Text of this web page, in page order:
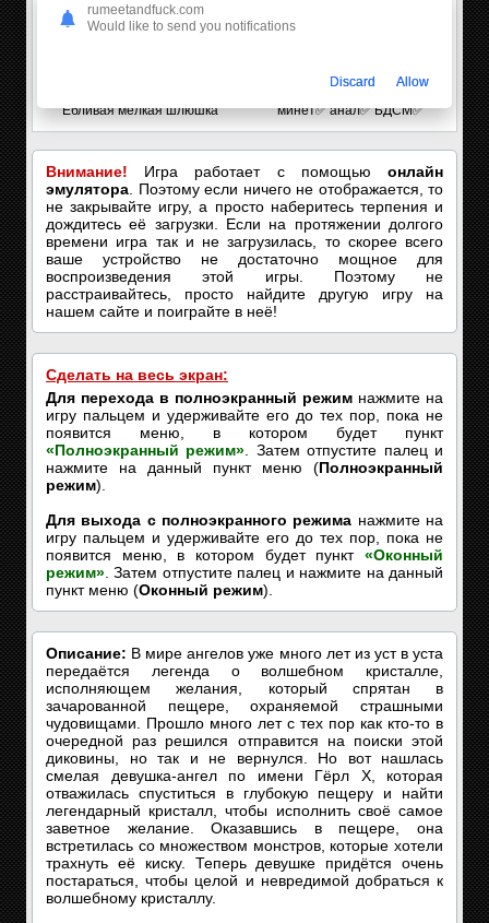
Ебливая мелкая шлюшка
Карина | 29
минет✅ анал✅ БДСМ✅
Внимание! Игра работает с помощью онлайн
эмулятора . Поэтому если ничего не отображается, то
не закрывайте игру, а просто наберитесь терпения и
дождитесь её загрузки. Если на протяжении долгого
времени игра так и не загрузилась, то скорее всего
ваше устройство не достаточно мощное для
воспроизведения этой игры. Поэтому не
расстраивайтесь, просто найдите другую игру на
нашем сайте и поиграйте в неё!
Сделать на весь экран:
Для перехода в полноэкранный режим нажмите на
игру пальцем и удерживайте его до тех пор, пока не
появится меню, в котором будет пункт
«Полноэкранный режим» . Затем отпустите палец и
нажмите на данный пункт меню (Полноэкранный
режим).
Для выхода с полноэкранного режима нажмите на
игру пальцем и удерживайте его до тех пор, пока не
появится меню, в котором будет пункт «Оконный
режим» . Затем отпустите палец и нажмите на данный
пункт меню (Оконный режим).
Описание: В мире ангелов уже много лет из уст в уста
передаётся легенда о волшебном кристалле,
исполняющем желания, который спрятан в
зачарованной пещере, охраняемой страшными
чудовищами. Прошло много лет с тех пор как кто-то в
очередной раз решился отправится на поиски этой
диковины, но так и не вернулся. Но вот нашлась
смелая девушка-ангел по имени Гёрл Х, которая
отважилась спуститься в глубокую пещеру и найти
легендарный кристалл, чтобы исполнить своё самое
заветное желание. Оказавшись в пещере, она
встретилась со множеством монстров, которые хотели
трахнуть её киску. Теперь девушке придётся очень
постараться, чтобы целой и невредимой добраться к
волшебному кристаллу.
rumeetandfuck.com
Would like to send you notifications
Discard Allow